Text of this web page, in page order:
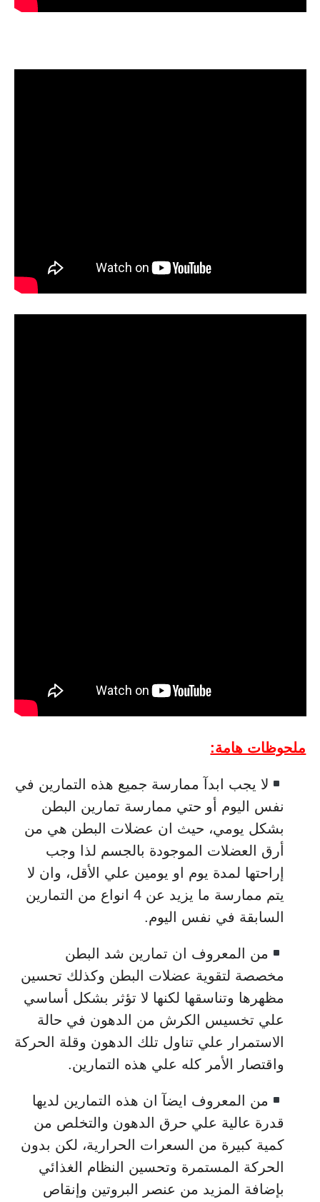
ملحوظات هامة:
لا يجب ابدآ ممارسة جميع هذه التمارين في
نفس اليوم أو حتي ممارسة تمارين البطن
بشكل يومي، حيث ان عضلات البطن هي من
أرق العضلات الموجودة بالجسم لذا وجب
إراحتها لمدة يوم او يومين علي الأقل، وان لا
يتم ممارسة ما يزيد عن 4 انواع من التمارين
السابقة في نفس اليوم.
من المعروف ان تمارين شد البطن
مخصصة لتقوية عضلات البطن وكذلك تحسين
مظهرها وتناسقها لكنها لا تؤثر بشكل أساسي
علي تخسيس الكرش من الدهون في حالة
الاستمرار علي تناول تلك الدهون وقلة الحركة
واقتصار الأمر كله علي هذه التمارين.
من المعروف ايضآ ان هذه التمارين لديها
قدرة عالية علي حرق الدهون والتخلص من
كمية كبيرة من السعرات الحرارية، لكن بدون
الحركة المستمرة وتحسين النظام الغذائي
بإضافة المزيد من عنصر البروتين وإنقاص